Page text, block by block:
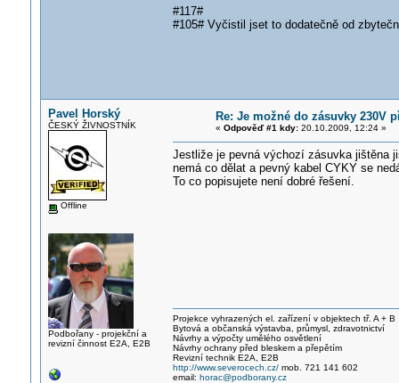
#117#
#105# Vyčistil jset to dodatečně od
Pavel Horský
ČESKÝ ŽIVNOSTNÍK
Offline
Podbořany - projekční a
revizní činnost E2A, E2B
Re: Je možné do zásuvky 230V
« Odpověď #1 kdy:20.10.2009, 12:24 »
Jestliže je pevná výchozí zásuvka jištěna
nemá co dělat a pevný kabel CYKY se
To co popisujete není dobré řešení.
Projekce vyhrazených el. zařízení v objektech tř. A + B
Bytová a občanská výstavba, průmysl, zdravotnictví
Návrhy a výpočty umělého osvětlení
Návrhy ochrany před bleskem a přepětím
Revizní technik E2A, E2B
http://www.severocech.cz/mob. 721 141 602
email: horac@podborany.cz